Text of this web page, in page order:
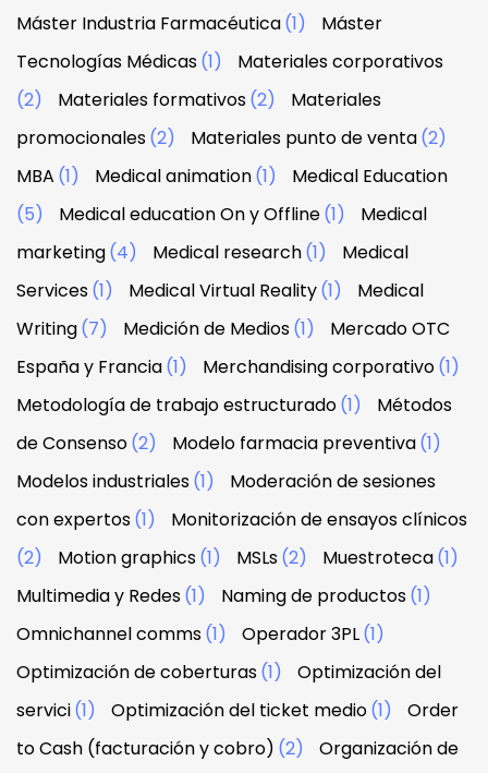
Máster Industria Farmacéutica(1)
Máster
Tecnologías Médicas(1)
Materiales corporativos
(2)
Materiales formativos(2)
Materiales
promocionales(2) Materiales punto de venta(2)
MBA (1) Medical animation(1)
Medical Education
(5)
Medical education On y Offline(1)
Medical
marketing(4) Medical research(1)
Medical
Services(1) Medical Virtual Reality(1)
Medical
Writing(7) Medición de Medios(1)
Mercado OTC
España y Francia(1) Merchandising corporativo(1)
Metodología de trabajo estructurado(1)
Métodos
de Consenso(2) Modelo farmacia preventiva(1)
Modelos industriales(1)
Moderación de sesiones
con expertos(1)
Monitorización de ensayos clínicos
(2)
Motion graphics(1) MSLs(2) Muestroteca(1)
Multimedia y Redes(1) Naming de productos(1)
Omnichannel comms(1) Operador 3PL(1)
Optimización de coberturas(1)
Optimización del
servici(1) Optimización del ticket medio(1)
Order
to Cash (facturación y cobro) (2)
Organización de